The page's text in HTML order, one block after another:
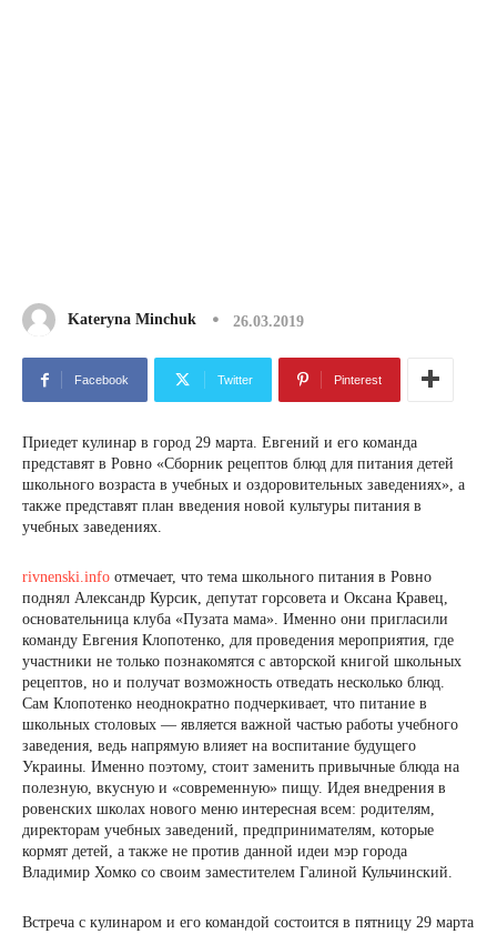
Kateryna Minchuk 26.03.2019
Facebook Twitter Pinterest
Приедет кулинар в город 29 марта. Евгений и его команда
представят в Ровно «Сборник рецептов блюд для питания детей
школьного возраста в учебных и оздоровительных заведениях», а
также представят план введения новой культуры питания в
учебных заведениях.
rivnenski.info отмечает, что тема школьного питания в Ровно
поднял Александр Курсик, депутат горсовета и Оксана Кравец,
основательница клуба «Пузата мама». Именно они пригласили
команду Евгения Клопотенко, для проведения мероприятия, где
участники не только познакомятся с авторской книгой школьных
рецептов, но и получат возможность отведать несколько блюд.
Сам Клопотенко неоднократно подчеркивает, что питание в
школьных столовых — является важной частью работы учебного
заведения, ведь напрямую влияет на воспитание будущего
Украины. Именно поэтому, стоит заменить привычные блюда на
полезную, вкусную и «современную» пищу. Идея внедрения в
ровенских школах нового меню интересная всем: родителям,
директорам учебных заведений, предпринимателям, которые
кормят детей, а также не против данной идеи мэр города
Владимир Хомко со своим заместителем Галиной Кульчинский.
Встреча с кулинаром и его командой состоится в пятницу 29 марта